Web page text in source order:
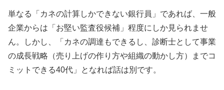
単なる「カネの計算しかできない銀行員」であれば、一般
企業からは「お堅い監査役候補」程度にしか見られませ
ん。しかし、「カネの調達もできるし、診断士として事業
の成長戦略（売り上げの作り方や組織の動かし方）までコ
ミットできる40代」となれば話は別です。